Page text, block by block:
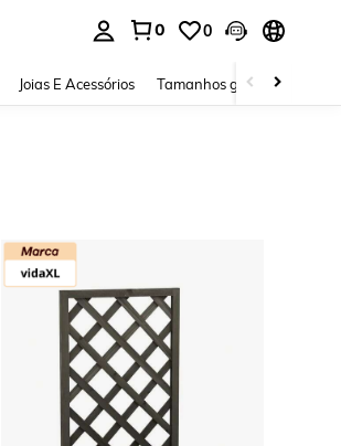
0 0
Joias E Acessórios Tamanhos grandes